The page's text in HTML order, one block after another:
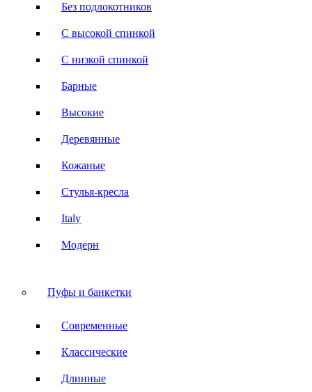
Без подлокотников
С высокой спинкой
С низкой спинкой
Барные
Высокие
Деревянные
Кожаные
Стулья-кресла
Italy
Модерн
Пуфы и банкетки
Современные
Классические
Длинные